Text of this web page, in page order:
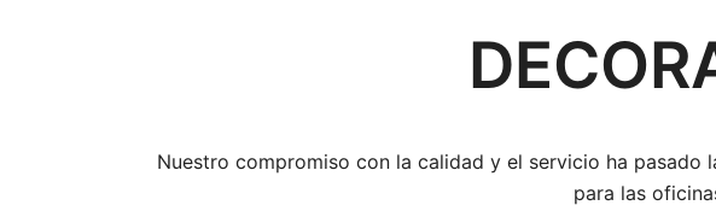
Nuestro compromiso con la calidad y el servicio ha pasado
para las